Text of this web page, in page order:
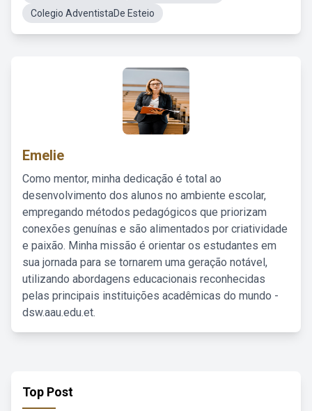
Colegio AdventistaDe Esteio
Emelie
Como mentor, minha dedicação é total ao
desenvolvimento dos alunos no ambiente escolar,
empregando métodos pedagógicos que priorizam
conexões genuínas e são alimentados por criatividade
e paixão. Minha missão é orientar os estudantes em
sua jornada para se tornarem uma geração notável,
utilizando abordagens educacionais reconhecidas
pelas principais instituições acadêmicas do mundo -
dsw.aau.edu.et.
Top Post